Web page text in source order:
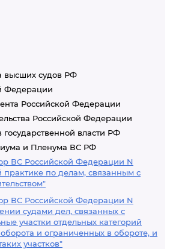
высших судов РФ
Федерации
Российской Федерации
Российской Федерации
государственной власти РФ
и Пленума ВС РФ
ВС Российской Федерации N
практике по делам, связанным с
ВС Российской Федерации N
судами дел, связанных с
участки отдельных категорий
и ограниченных в обороте, и
участков"